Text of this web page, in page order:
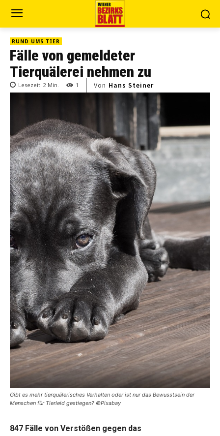
RUND UMS TIER
Fälle von gemeldeter
Tierquälerei nehmen zu
Lesezeit: 2 Min. 1 Von Hans Steiner
Gibt es mehr tierquälerisches Verhalten oder ist nur das Bewusstsein der
Menschen für Tierleid gestiegen? ©Pixabay
847 Fälle von Verstößen gegen das